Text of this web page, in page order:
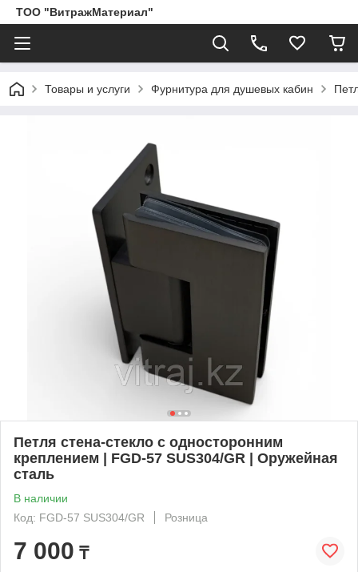
ТОО "ВитражМатериал"
Товары и услуги Фурнитура для душевых кабин
Петля стена-стекло с односторонним
креплением | FGD-57 SUS304/GR | Оружейная
сталь
В наличии
Код: FGD-57 SUS304/GR
Розница
7 000 ₸